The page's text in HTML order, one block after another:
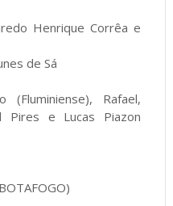
Henrique Corrêa e
de Sá
(Fluminiense), Rafael,
Pires e Lucas Piazon